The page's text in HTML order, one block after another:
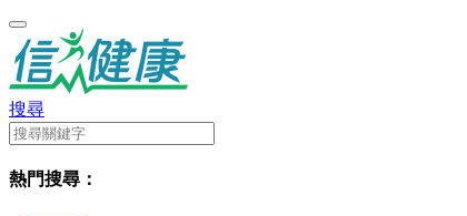
搜尋
熱門搜尋：